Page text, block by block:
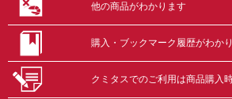
他の商品がわかります
購入・ブックマーク履歴がわか
クミタスでのご利用は商品購入